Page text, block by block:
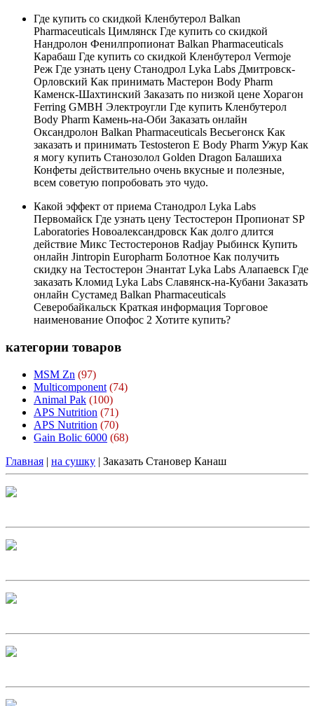
Где купить со скидкой Кленбутерол Balkan
Pharmaceuticals Цимлянск Где купить со скидкой
Нандролон Фенилпропионат Balkan Pharmaceuticals
Карабаш Где купить со скидкой Кленбутерол Vermoje
Реж Где узнать цену Станодрол Lyka Labs Дмитровск-
Орловский Как принимать Мастерон Body Pharm
Каменск-Шахтинский Заказать по низкой цене Хорагон
Ferring GMBH Электроугли Где купить Кленбутерол
Body Pharm Камень-на-Оби Заказать онлайн
Оксандролон Balkan Pharmaceuticals Весьегонск Как
заказать и принимать Testosteron E Body Pharm Ужур Как
я могу купить Cтанозолол Golden Dragon Балашиха
Конфеты действительно очень вкусные и полезные,
всем советую попробовать это чудо.
Какой эффект от приема Станодрол Lyka Labs
Первомайск Где узнать цену Тестостерон Пропионат SP
Laboratories Новоалександровск Как долго длится
действие Микс Тестостеронов Radjay Рыбинск Купить
онлайн Jintropin Europharm Болотное Как получить
скидку на Тестостерон Энантат Lyka Labs Алапаевск Где
заказать Кломид Lyka Labs Славянск-на-Кубани Заказать
онлайн Сустамед Balkan Pharmaceuticals
Северобайкальск Краткая информация Торговое
наименование Опофос 2 Хотите купить?
категории товаров
MSM Zn (97)
Multicomponent (74)
Animal Pak (100)
APS Nutrition (71)
APS Nutrition (70)
Gain Bolic 6000 (68)
Главная | на сушку | Заказать Становер Канаш